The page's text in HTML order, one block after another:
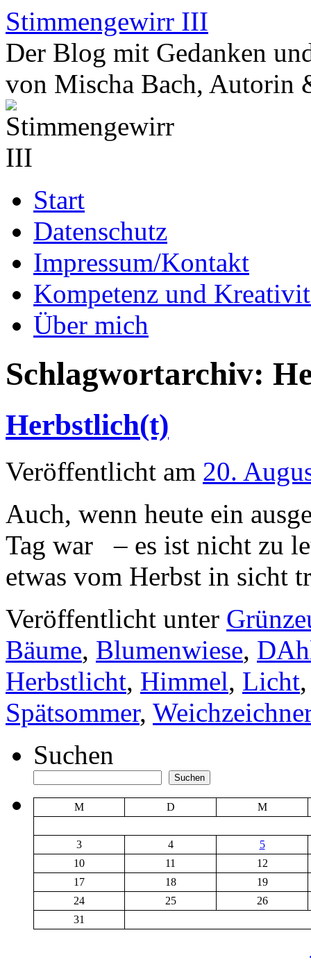
Zum
Inhalt
springen
Stimmengewirr III
Der Blog mit Gedanken
von Mischa Bach, Autorin
Start
Datenschutz
Impressum/Kontakt
Kompetenz und
Über mich
Schlagwortarchiv:
Herbstlich(t)
Veröffentlicht am 20.
Auch, wenn heute ein
Tag war – es ist nicht zu
etwas vom Herbst in sicht
Veröffentlicht unter
Bäume, Blumenwiese,
Herbstlicht, Himmel, Licht
Spätsommer,
Suchen
Suchen
M D M
3 4
5
10
11
12
17
18
19
24
25
26
31